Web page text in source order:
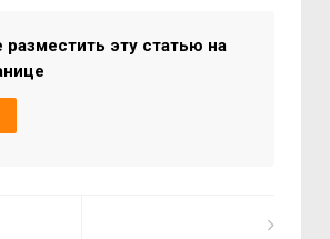
эту статью на